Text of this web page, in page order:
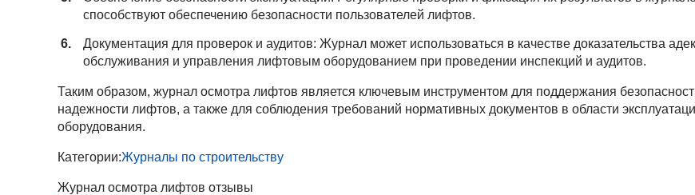
способствуют обеспечению безопасности пользователей лифтов.
Документация для проверок и аудитов: Журнал может использоваться в качестве доказательства
обслуживания и управления лифтовым оборудованием при проведении инспекций и аудитов.
Таким образом, журнал осмотра лифтов является ключевым инструментом для поддержания
надежности лифтов, а также для соблюдения требований нормативных документов в области
оборудования.
Категории:Журналы по строительству
Журнал осмотра лифтов отзывы